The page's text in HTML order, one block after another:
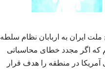
ایران به اربابان نظام سلطه
که اگر مجدد خطای محاسباتی
در منطقه را هدف قرار